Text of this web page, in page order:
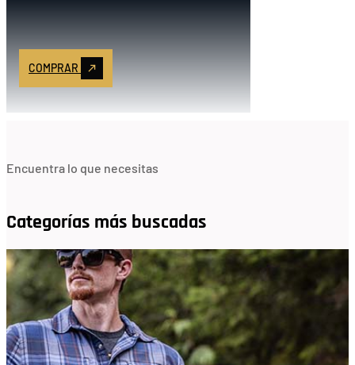
COMPRAR
Encuentra lo que necesitas
Categorías más buscadas